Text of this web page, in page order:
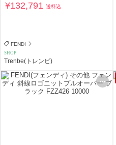
¥132,791送料込
FENDI
SHOP
Trenbe(トレンビ)